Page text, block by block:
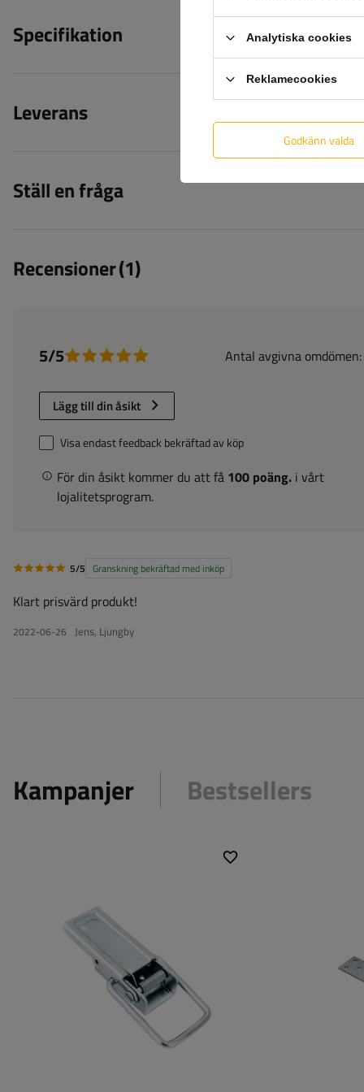
Specifikation
Leverans
Ställ en fråga
Recensioner(1)
5/5 Antal avgivna omdömen:
Lägg till din åsikt
För din åsikt kommer du att få 100 poäng. i vårt
lojalitetsprogram.
Visa endast feedback bekräftad av köp
5/5 Granskning bekräftad med inköp
Klart prisvärd produkt!
2022-06-26 Jens, Ljungby
Kampanjer Bestsellers
Bredd på fästet:
Analytiska cookies
Reklamecookies
Godkänn valda